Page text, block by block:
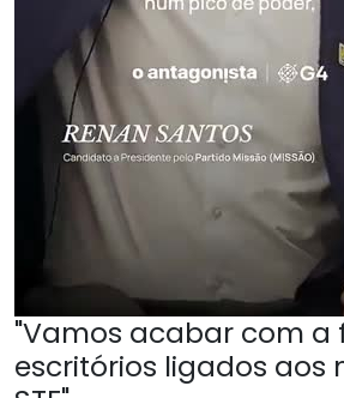
"Vamos acabar com a
escritórios ligados aos